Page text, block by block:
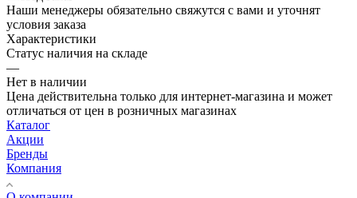
Наши менеджеры обязательно свяжутся с вами и уточнят
условия заказа
Характеристики
Статус наличия на складе
—
Нет в наличии
Цена действительна только для интернет-магазина и может
отличаться от цен в розничных магазинах
Каталог
Акции
Бренды
Компания